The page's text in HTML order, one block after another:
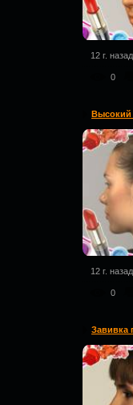
12 г. назад
0
Высокий
12 г. назад
0
Завивка